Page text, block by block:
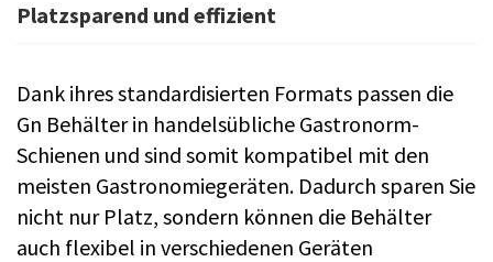
Platzsparend und effizient
Dank ihres standardisierten Formats passen die
Gn Behälter in handelsübliche Gastronorm-
Schienen und sind somit kompatibel mit den
meisten Gastronomiegeräten. Dadurch sparen Sie
nicht nur Platz, sondern können die Behälter
auch flexibel in verschiedenen Geräten